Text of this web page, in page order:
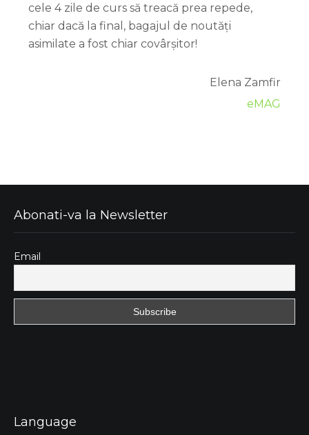
cele 4 zile de curs să treacă prea repede,
chiar dacă la final, bagajul de noutăți
asimilate a fost chiar covârșitor!
Elena Zamfir
eMAG
Abonati-va la Newsletter
Email
Language